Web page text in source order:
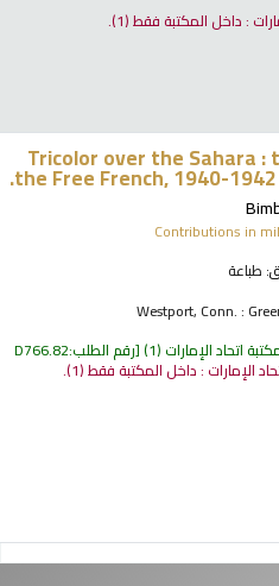
: داخل المكتبة فقط(1).
Tricolor over the Sahara
the Free French, 1940-
Contributions in
طباعة
Westport, Conn. :
اتحاد الإمارات (1) رقم الطلب:D766.82
الإمارات : داخل المكتبة فقط(1).